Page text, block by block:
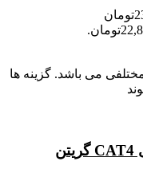
قیمت اصلی: 23,500,000تومان
می باشد. گزینه ها
مودم سیم کارتی آنلاک 4G رومیزی CAT4 گریتن